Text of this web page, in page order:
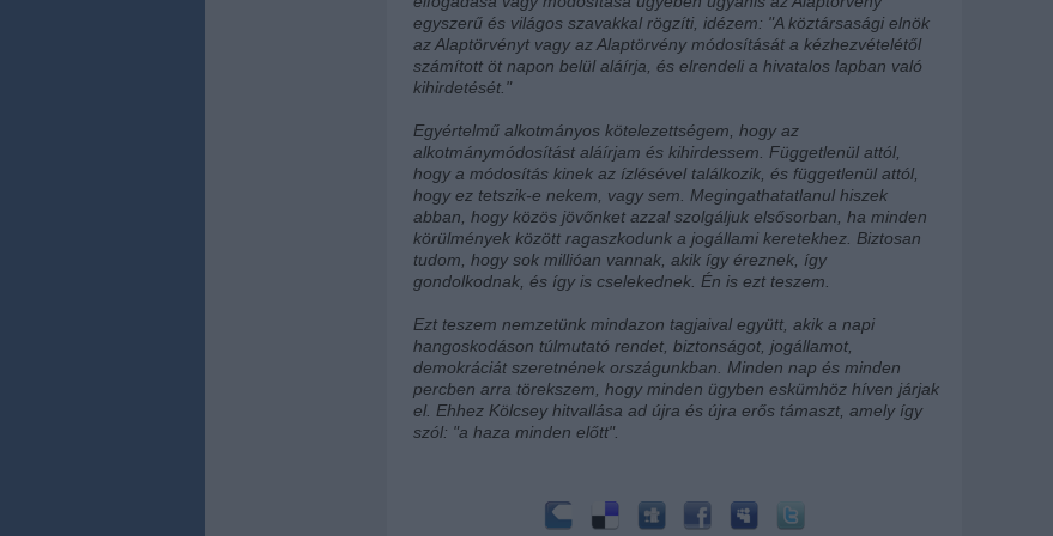
egyszerű és világos szavakkal rögzíti, idézem: "A köztársasági elnök
az Alaptörvényt vagy az Alaptörvény módosítását a kézhezvételétől
számított öt napon belül aláírja, és elrendeli a hivatalos lapban való
kihirdetését."
Egyértelmű alkotmányos kötelezettségem, hogy az
alkotmánymódosítást aláírjam és kihirdessem. Függetlenül attól,
hogy a módosítás kinek az ízlésével találkozik, és függetlenül attól,
hogy ez tetszik-e nekem, vagy sem. Megingathatatlanul hiszek
abban, hogy közös jövőnket azzal szolgáljuk elsősorban, ha minden
körülmények között ragaszkodunk a jogállami keretekhez. Biztosan
tudom, hogy sok millióan vannak, akik így éreznek, így
gondolkodnak, és így is cselekednek. Én is ezt teszem.
Ezt teszem nemzetünk mindazon tagjaival együtt, akik a napi
hangoskodáson túlmutató rendet, biztonságot, jogállamot,
demokráciát szeretnének országunkban. Minden nap és minden
percben arra törekszem, hogy minden ügyben eskümhöz híven járjak
el. Ehhez Kölcsey hitvallása ad újra és újra erős támaszt, amely így
szól: "a haza minden előtt".